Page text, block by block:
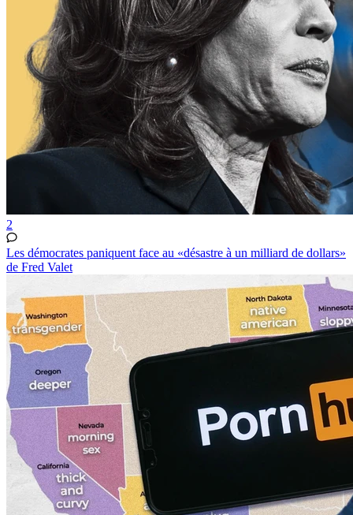
2
Les démocrates paniquent face au «désastre à un milliard de dollars»
de Fred Valet